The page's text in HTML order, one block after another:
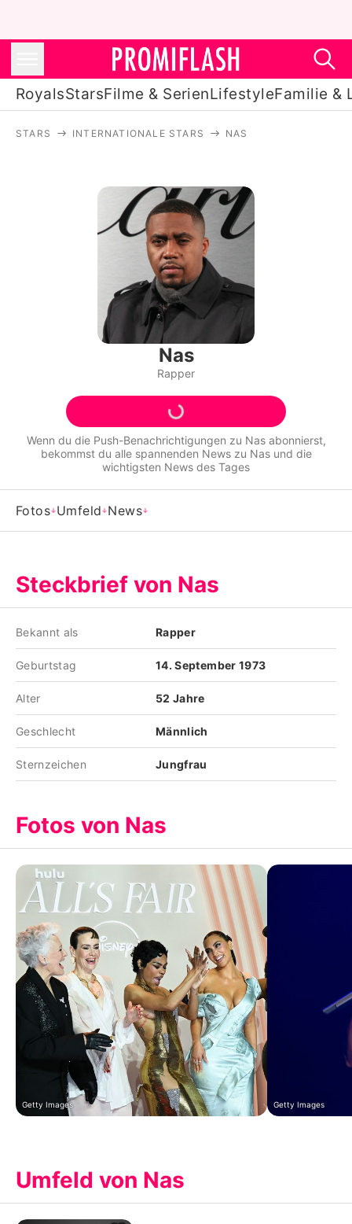
RoyalsStarsFilme & SerienLifestyleFamilie &
Filme & Serien
Lifestyle
Familie & Liebe
Promiflash Exklusiv
Alle Themen auf Promiflash
Jobs
App runterladen
Team
Impressum
Nutzungsbedingungen
Utiq verwalten
STARS INTERNATIONALE STARS NAS
Nas
Rapper
Wenn du die Push-Benachrichtigungen zu Nasabonnierst,
bekommst du alle spannenden News zu Nasund die
wichtigsten News des Tages
Fotos Umfeld News
Steckbrief von Nas
Bekannt als Rapper
Geburtstag 14. September 1973
Alter 52 Jahre
Geschlecht Männlich
Sternzeichen Jungfrau
Fotos von Nas
Getty Images Getty Images
Umfeld von Nas